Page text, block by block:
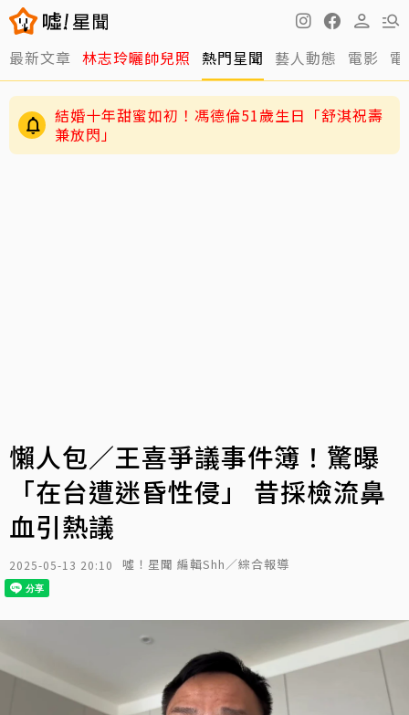
最新文章 林志玲曬帥兒照 熱門星聞 藝人動態 電影
結婚十年甜蜜如初！馮德倫51歲生日「舒淇祝壽
兼放閃」
懶人包／王喜爭議事件簿！驚曝
「在台遭迷昏性侵」 昔採檢流鼻
血引熱議
2025-05-13 20:10 噓！星聞 編輯Shh／綜合報導